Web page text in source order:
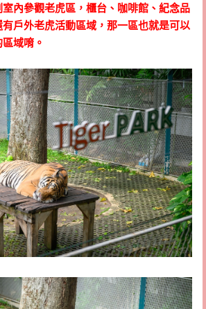
室內參觀老虎區，櫃台、咖啡館、紀念品
戶外老虎活動區域，那一區也就是可以
域唷。